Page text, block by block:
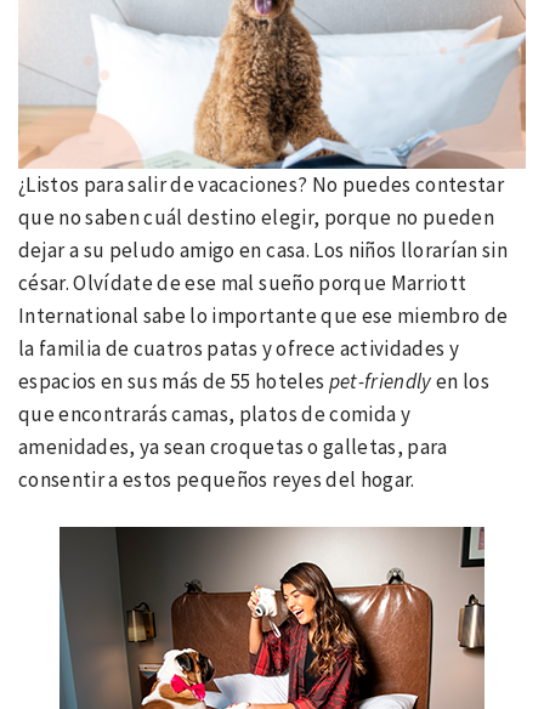
¿Listos para salir de vacaciones? No puedes contestar
que no saben cuál destino elegir, porque no pueden
dejar a su peludo amigo en casa. Los niños llorarían sin
césar. Olvídate de ese mal sueño porque Marriott
International sabe lo importante que ese miembro de
la familia de cuatros patas y ofrece actividades y
espacios en sus más de 55 hoteles pet-friendlyen los
que encontrarás camas, platos de comida y
amenidades, ya sean croquetas o galletas, para
consentir a estos pequeños reyes del hogar.